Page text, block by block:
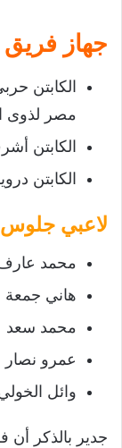
جهاز فريق
الكابتن
مصر لذوى
الكابتن
الكابتن
لاعبي جلوس
محمد
هاني جمعة
محمد سعد
عمرو نصار
وائل
جدير بالذكر أن